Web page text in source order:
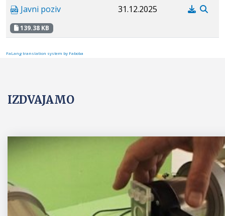
Javni poziv
139.38 KB
31.12.2025
FaLang translation system by Faboba
IZDVAJAMO